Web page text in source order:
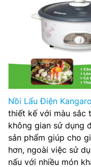
Nồi Lẩu Điện
thiết kế với màu sắc
không gian sử dụng
sản phẩm giúp cho
hơn, ngoài việc sử
nấu với nhiều món